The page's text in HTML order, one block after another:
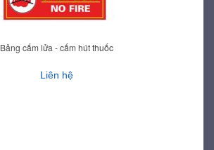
Bảng cấm lửa - cấm hút thuốc
Liên hệ